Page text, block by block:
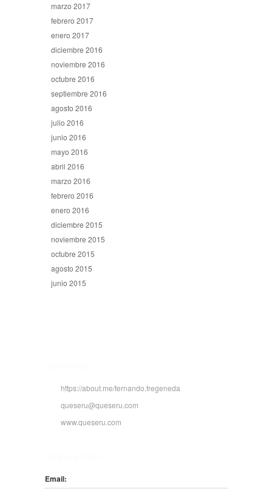
marzo 2017
febrero 2017
enero 2017
diciembre 2016
noviembre 2016
octubre 2016
septiembre 2016
agosto 2016
julio 2016
junio 2016
mayo 2016
abril 2016
marzo 2016
febrero 2016
enero 2016
diciembre 2015
noviembre 2015
octubre 2015
agosto 2015
junio 2015
https://about.me/fernando.fregeneda
queseru@queseru.com
www.queseru.com
Email: